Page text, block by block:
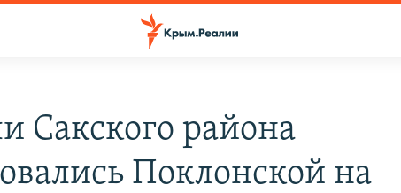
Сакского района
Поклонской на